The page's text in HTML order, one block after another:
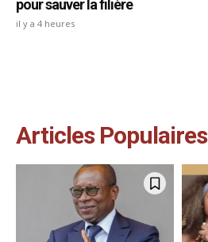
pour sauver la filière
il y a 4 heures
Articles Populaires